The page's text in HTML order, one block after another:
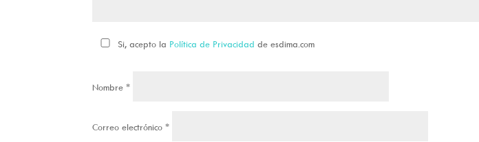
Si, acepto la Política de Privacidad de esdima.com
Nombre*
Correo electrónico*